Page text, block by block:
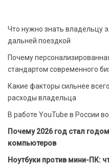
Что нужно знать владельцу
дальней поездкой
Почему
стандартом современного
Какие факторы сильнее
расходы владельца
В работе YouTube в России
Почему 2026 год стал
компьютеров
Ноутбуки против мини-ПК: